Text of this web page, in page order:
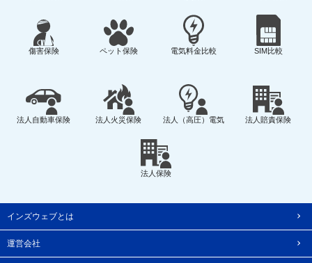
傷害保険 ペット保険 電気料金比較 SIM比較
法人自動車保険 法人火災保険 法人（高圧）電気 法人賠責保険
法人保険
インズウェブとは
運営会社